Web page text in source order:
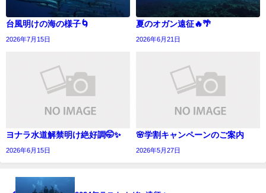
台風明けの海の様子🌀
2026年7月15日
夏のオガン遠征🔥🌴
2026年6月21日
ヨナラ水道解禁明け絶好調🤭✨
2026年6月15日
🌸学割キャンペーンのご案内
2026年5月27日